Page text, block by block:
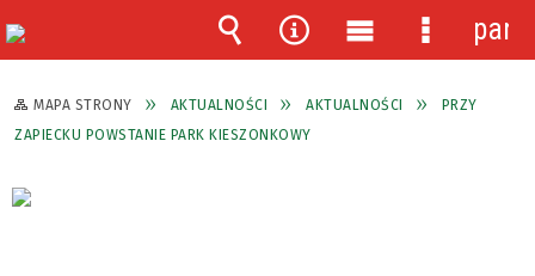
MAPA STRONY AKTUALNOŚCI AKTUALNOŚCI
PRZY
ZAPIECKU POWSTANIE PARK KIESZONKOWY
Wyszukiwarka
Narzędzia
Menu
główne
Menu